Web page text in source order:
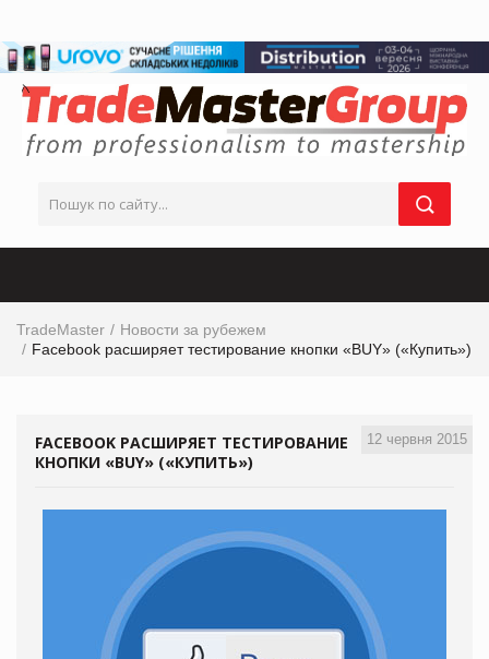
TradeMaster
Новости за рубежем
Facebook расширяет тестирование кнопки «BUY» («Купить»)
12 червня 2015
FACEBOOK РАСШИРЯЕТ ТЕСТИРОВАНИЕ
КНОПКИ «BUY» («КУПИТЬ»)